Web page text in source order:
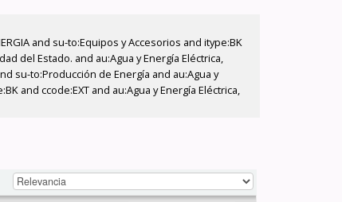
and su-to:Equipos y Accesorios and itype:BK
del Estado. and au:Agua y Energía Eléctrica,
su-to:Producción de Energía and au:Agua y
and ccode:EXT and au:Agua y Energía Eléctrica,